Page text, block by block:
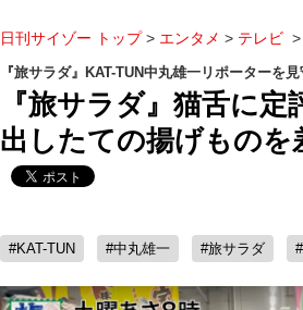
日刊サイゾー トップ> エンタメ > テレビ >
『旅サラダ』KAT-TUN中丸雄一リポーターを
『旅サラダ』猫舌に
出したての揚げものを
#KAT-TUN #中丸雄一 #旅サラダ